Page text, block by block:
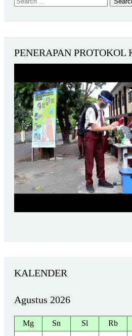
PENERAPAN PROTOKOL
KALENDER
Agustus 2026
Mg Sn Sl Rb